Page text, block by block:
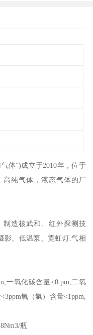
体”)成立于2010年，位于
纯气体，液态气体的厂
造核武和、红外探测技
影、低温泵、霓虹灯.气相
一氧化碳含量<0.pm,二氧
氧（氩）含量<1ppm,
瓶